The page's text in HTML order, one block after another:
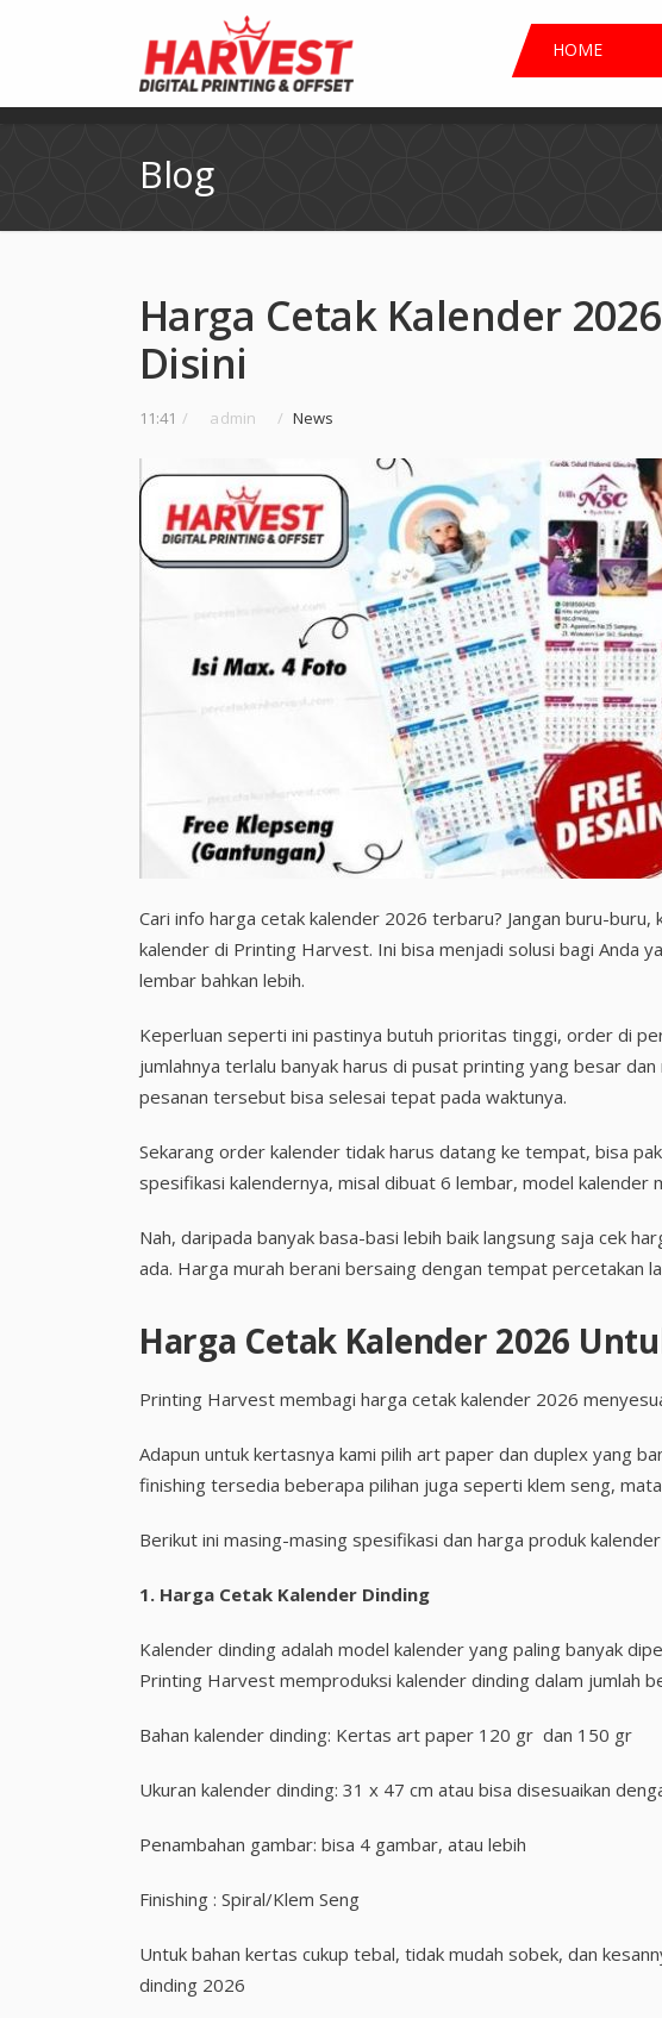
HOME
Blog
Harga Cetak Kalender
Disini
11:41 / admin / News
Cari info harga cetak kalender 2026 terbaru? Jangan buru-
kalender di Printing Harvest. Ini bisa menjadi solusi bagi Anda
lembar bahkan lebih.
Keperluan seperti ini pastinya butuh prioritas tinggi, order di
jumlahnya terlalu banyak harus di pusat printing yang besar
pesanan tersebut bisa selesai tepat pada waktunya.
Sekarang order kalender tidak harus datang ke tempat, bisa
spesifikasi kalendernya, misal dibuat 6 lembar, model kalender
Nah, daripada banyak basa-basi lebih baik langsung saja cek
ada. Harga murah berani bersaing dengan tempat percetakan
Harga Cetak Kalender 2026
Printing Harvest membagi harga cetak kalender 2026
Adapun untuk kertasnya kami pilih art paper dan duplex yang
finishing tersedia beberapa pilihan juga seperti klem seng,
Berikut ini masing-masing spesifikasi dan harga produk
1. Harga Cetak Kalender Dinding
Kalender dinding adalah model kalender yang paling banyak
Printing Harvest memproduksi kalender dinding dalam jumlah
Bahan kalender dinding: Kertas art paper 120 gr dan 150 gr
Ukuran kalender dinding: 31 x 47 cm atau bisa disesuaikan
Penambahan gambar: bisa 4 gambar, atau lebih
Finishing : Spiral/Klem Seng
Untuk bahan kertas cukup tebal, tidak mudah sobek, dan
dinding 2026